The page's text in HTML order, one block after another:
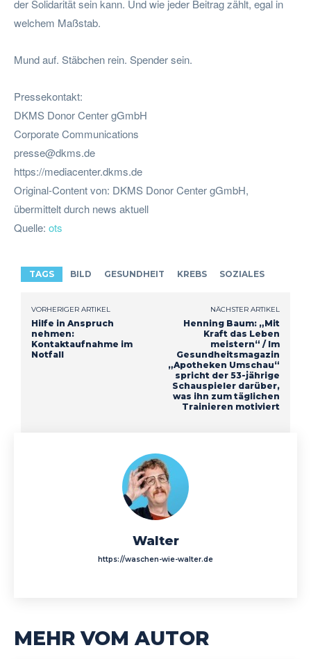
der Solidarität sein kann. Und wie jeder Beitrag zählt, egal in
welchem Maßstab.
Mund auf. Stäbchen rein. Spender sein.
Pressekontakt:
DKMS Donor Center gGmbH
Corporate Communications
presse@dkms.de
https://mediacenter.dkms.de
Original-Content von: DKMS Donor Center gGmbH,
übermittelt durch news aktuell
Quelle: ots
TAGS BILD GESUNDHEIT KREBS SOZIALES
VORHERIGER ARTIKEL
Hilfe in Anspruch
nehmen:
Kontaktaufnahme im
Notfall
NÄCHSTER ARTIKEL
Henning Baum: „Mit
Kraft das Leben
meistern“ / Im
Gesundheitsmagazin
„Apotheken Umschau“
spricht der 53-jährige
Schauspieler darüber,
was ihn zum täglichen
Trainieren motiviert
Walter
https://waschen-wie-walter.de
MEHR VOM AUTOR